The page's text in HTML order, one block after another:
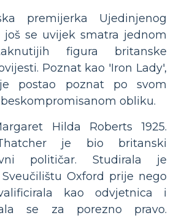
premijerka Ujedinjenog
još se uvijek smatra jednom
figura britanske
Poznat kao 'Iron Lady',
postao poznat po svom
obliku.
Hilda Roberts 1925.
je bio britanski
političar. Studirala je
Oxford prije nego
kao odvjetnica i
se za porezno pravo.